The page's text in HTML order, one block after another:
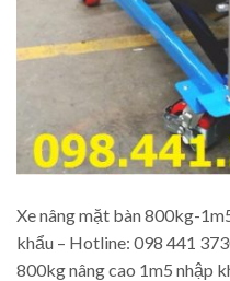
Xe nâng mặt bàn 800kg-
khẩu – Hotline: 098 441
800kg nâng cao 1m5 nhập